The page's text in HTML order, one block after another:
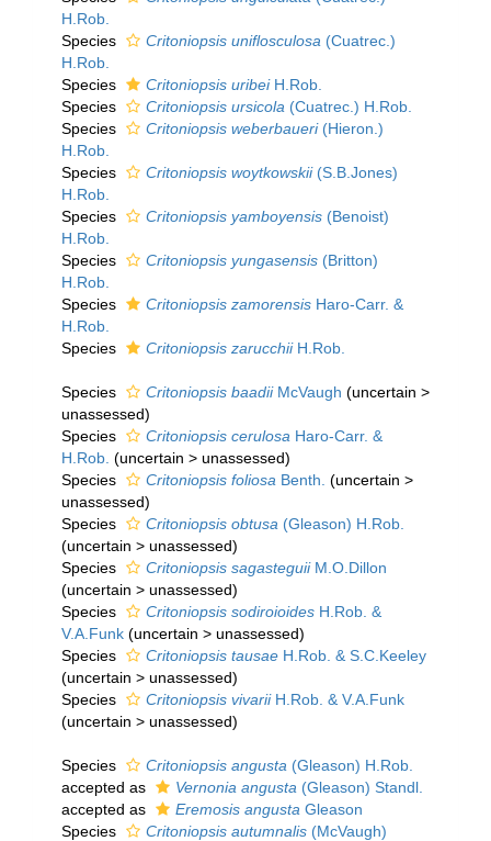
H.Rob.
Species
Critoniopsis uniflosculosa (Cuatrec.)
H.Rob.
Species
Critoniopsis uribeiH.Rob.
Species
Critoniopsis ursicola (Cuatrec.) H.Rob.
Species
Critoniopsis weberbaueri(Hieron.)
H.Rob.
Species
Critoniopsis woytkowskii(S.B.Jones)
H.Rob.
Species
Critoniopsis yamboyensis (Benoist)
H.Rob.
Species
Critoniopsis yungasensis (Britton)
H.Rob.
Species
Critoniopsis zamorensis Haro-Carr. &
H.Rob.
Species
Critoniopsis zarucchiiH.Rob.
Species Critoniopsis baadiiMcVaugh (uncertain >
unassessed)
Species
Critoniopsis cerulosa Haro-Carr. &
H.Rob. (uncertain > unassessed)
Species
Critoniopsis foliosa Benth. (uncertain >
unassessed)
Species
Critoniopsis obtusa (Gleason) H.Rob.
(uncertain > unassessed)
Species
Critoniopsis sagasteguiiM.O.Dillon
(uncertain > unassessed)
Species
Critoniopsis sodiroioides H.Rob. &
V.A.Funk (uncertain > unassessed)
Species
Critoniopsis tausae H.Rob. & S.C.Keeley
(uncertain > unassessed)
Species
Critoniopsis vivariiH.Rob. & V.A.Funk
(uncertain > unassessed)
Species Critoniopsis angusta (Gleason) H.Rob.
accepted as
Vernonia angusta (Gleason) Standl.
accepted as
Eremosis angusta Gleason
Species
Critoniopsis autumnalis (McVaugh)